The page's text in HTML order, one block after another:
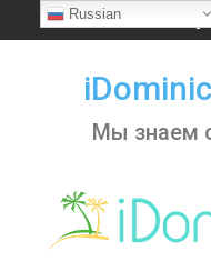
to
Мы знаем
Russian